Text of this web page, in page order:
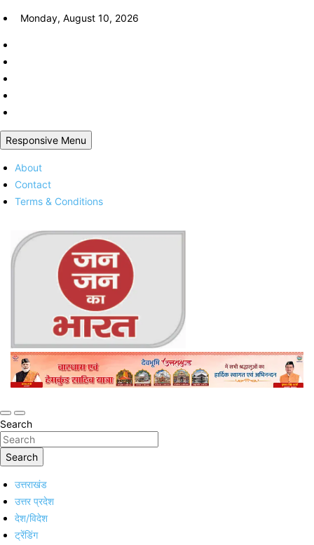
Skip
content
Monday, August 10, 2026
Responsive Menu
About
Contact
Terms & Conditions
Jan Jan Ka Bharat
Online Trending Hindi News Website
Search
Search
उत्तराखंड
उत्तर प्रदेश
देश/विदेश
ट्रेंडिंग